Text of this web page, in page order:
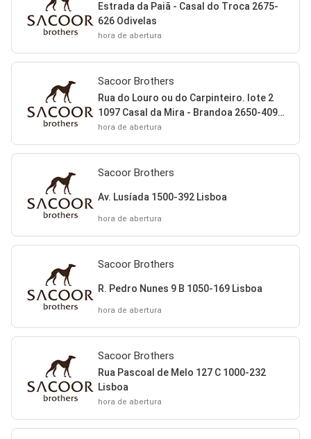
Estrada da Paiã - Casal do Troca 2675-
626 Odivelas
hora de abertura
Sacoor Brothers
Rua do Louro ou do Carpinteiro. lote 2
1097 Casal da Mira - Brandoa 2650-409
Amadora
hora de abertura
Sacoor Brothers
Av. Lusíada 1500-392 Lisboa
hora de abertura
Sacoor Brothers
R. Pedro Nunes 9 B 1050-169 Lisboa
hora de abertura
Sacoor Brothers
Rua Pascoal de Melo 127 C 1000-232
Lisboa
hora de abertura